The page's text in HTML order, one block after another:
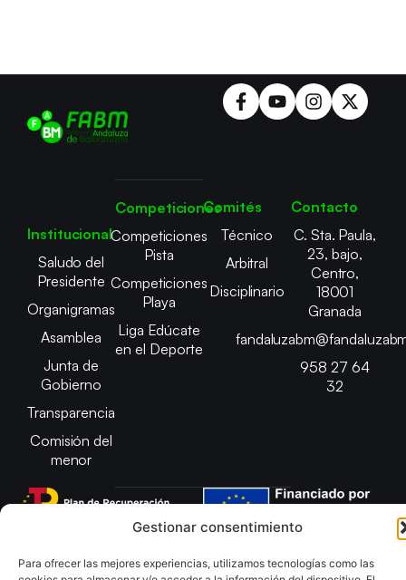
Gestionar consentimiento
Para ofrecer las mejores experiencias, utilizamos tecnologías como las
Institucional
Saludo del
Presidente
Organigramas
Asamblea
Junta de
Gobierno
Transparencia
Comisión del
menor
Competiciones
Competiciones
Pista
Competiciones
Playa
Liga Edúcate
en el Deporte
Comités
Técnico
Arbitral
Disciplinario
Contacto
C. Sta. Paula,
23, bajo,
Centro,
18001
Granada
958 27 64
32
Copyright © 2025 Federación Andaluza de Balonmano |